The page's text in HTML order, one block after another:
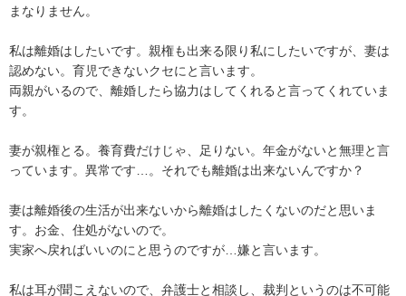
まなりません。
私は離婚はしたいです。親権も出来る限り私にしたいですが、妻は
認めない。育児できないクセにと言います。
両親がいるので、離婚したら協力はしてくれると言ってくれていま
す。
妻が親権とる。養育費だけじゃ、足りない。年金がないと無理と言
っています。異常です…。それでも離婚は出来ないんですか？
妻は離婚後の生活が出来ないから離婚はしたくないのだと思いま
す。お金、住処がないので。
実家へ戻ればいいのにと思うのですが…嫌と言います。
私は耳が聞こえないので、弁護士と相談し、裁判というのは不可能